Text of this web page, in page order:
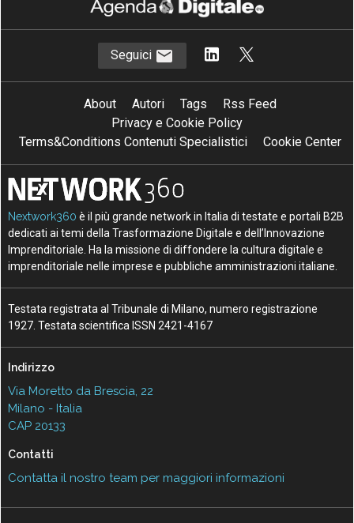
Seguici
About Autori Tags
Rss Feed
Privacy e Cookie Policy
Terms&Conditions Contenuti Specialistici
Cookie Center
Nextwork360 è il più grande network in Italia di testate e portali B2B
dedicati ai temi della Trasformazione Digitale e dell’Innovazione
Imprenditoriale. Ha la missione di diffondere la cultura digitale e
imprenditoriale nelle imprese e pubbliche amministrazioni italiane.
Testata registrata al Tribunale di Milano, numero registrazione
1927. Testata scientifica ISSN 2421-4167
Indirizzo
Via Moretto da Brescia, 22
Milano - Italia
CAP 20133
Contatti
Contatta il nostro team per maggiori informazioni